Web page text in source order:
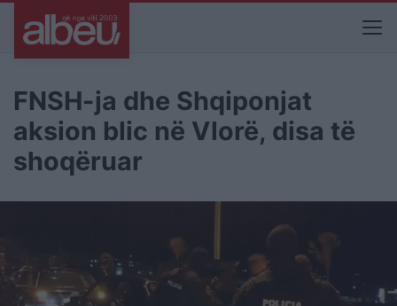
FNSH-ja dhe Shqiponjat
aksion blic në Vlorë, disa të
shoqëruar